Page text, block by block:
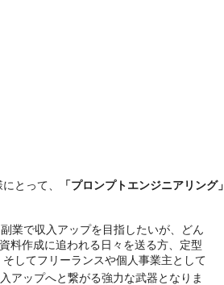
とって、 「プロンプトエンジニアリング」
業で収入アップを目指したいが、どん
料作成に追われる日々を送る方、定型
してフリーランスや個人事業主として
アップへと繋がる強力な武器となりま